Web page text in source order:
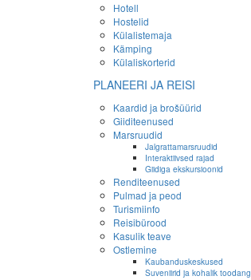
Hotell
Hostelid
Külalistemaja
Kämping
Külaliskorterid
PLANEERI JA REISI
Kaardid ja brošüürid
Giiditeenused
Marsruudid
Jalgrattamarsruudid
Interaktiivsed rajad
Giidiga ekskursioonid
Renditeenused
Pulmad ja peod
Turismiinfo
Reisibürood
Kasulik teave
Ostlemine
Kaubanduskeskused
Suveniirid ja kohalik toodang